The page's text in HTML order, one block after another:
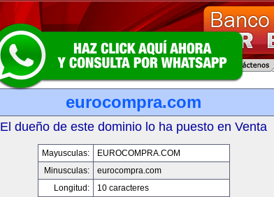
eurocompra.com
El dueño de este dominio lo ha puesto en Venta
Mayusculas:
EUROCOMPRA.COM
Minusculas:
eurocompra.com
Longitud:
10 caracteres